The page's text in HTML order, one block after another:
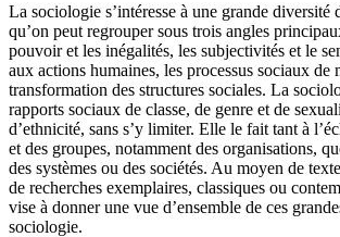
La sociologie s’intéresse à une grande diversité
qu’on peut regrouper sous trois angles
pouvoir et les inégalités, les subjectivités et le
aux actions humaines, les processus sociaux de
transformation des structures sociales. La
rapports sociaux de classe, de genre et de
d’ethnicité, sans s’y limiter. Elle le fait tant à
et des groupes, notamment des organisations,
des systèmes ou des sociétés. Au moyen de
de recherches exemplaires, classiques ou
vise à donner une vue d’ensemble de ces
sociologie.